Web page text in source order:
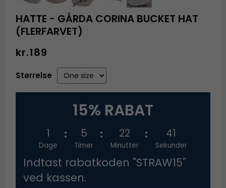
HATTE - GÅRDA CORINA BUCKET HAT
(FLERFARVET)
kr.189
Størrelse
15% RABAT
1
Dage
5
Timer
22
Minutter
41
Sekunder
Indtast rabatkoden "STRAW15"
ved kassen.